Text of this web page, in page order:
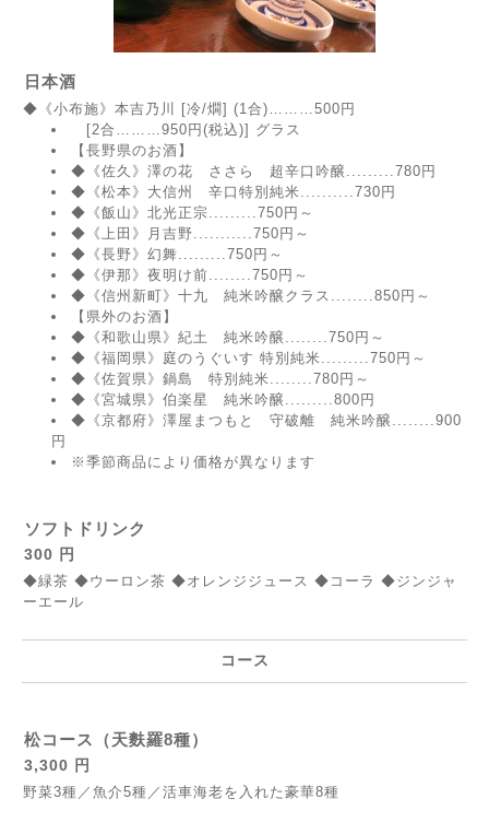
日本酒
◆《小布施》本吉乃川 [冷/燗] (1合)………500円
[2合………950円(税込)] グラス
【長野県のお酒】
◆《佐久》澤の花 ささら 超辛口吟醸.........780円
◆《松本》大信州 辛口特別純米..........730円
◆《飯山》北光正宗.........750円～
◆《上田》月吉野...........750円～
◆《長野》幻舞.........750円～
◆《伊那》夜明け前........750円～
◆《信州新町》十九 純米吟醸クラス........850円～
【県外のお酒】
◆《和歌山県》紀土 純米吟醸........750円～
◆《福岡県》庭のうぐいす 特別純米.........750円～
◆《佐賀県》鍋島 特別純米........780円～
◆《宮城県》伯楽星 純米吟醸.........800円
◆《京都府》澤屋まつもと 守破離 純米吟醸........900
円
※季節商品により価格が異なります
ソフトドリンク
300 円
◆緑茶 ◆ウーロン茶 ◆オレンジジュース ◆コーラ ◆ジンジャ
ーエール
コース
松コース（天麩羅8種）
3,300 円
野菜3種／魚介5種／活車海老を入れた豪華8種